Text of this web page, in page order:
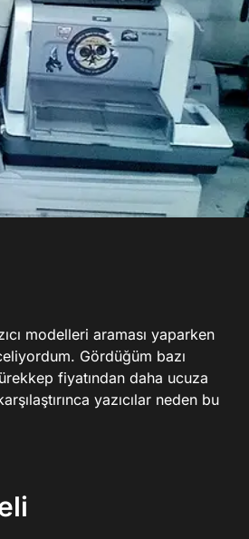
modelleri araması yaparken
Gördüğüm bazı
fiyatından daha ucuza
yazıcılar neden bu